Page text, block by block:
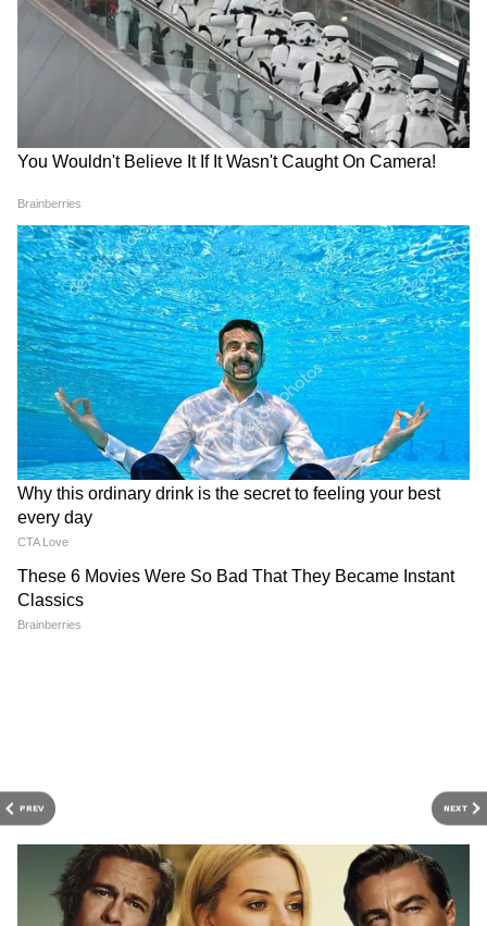
PREV NEXT
Image Credit :Freepik
আস্ত শহর মাটির তলায়!
এই জায়গাটি অবস্থিত তুরস্কের কেন্দ্রীয় প্রদেশের
Image Credit : Freepik